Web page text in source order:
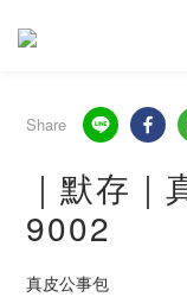
Share
｜默存
9002
真皮公事包